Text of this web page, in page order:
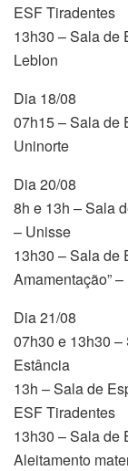
ESF Tiradentes
13h30 – Sala de
Leblon
Dia 18/08
07h15 – Sala de
Uninorte
Dia 20/08
8h e 13h – Sala
– Unisse
13h30 – Sala de
Amamentação”
Dia 21/08
07h30 e 13h30
Estância
13h – Sala de
ESF Tiradentes
13h30 – Sala de
Aleitamento